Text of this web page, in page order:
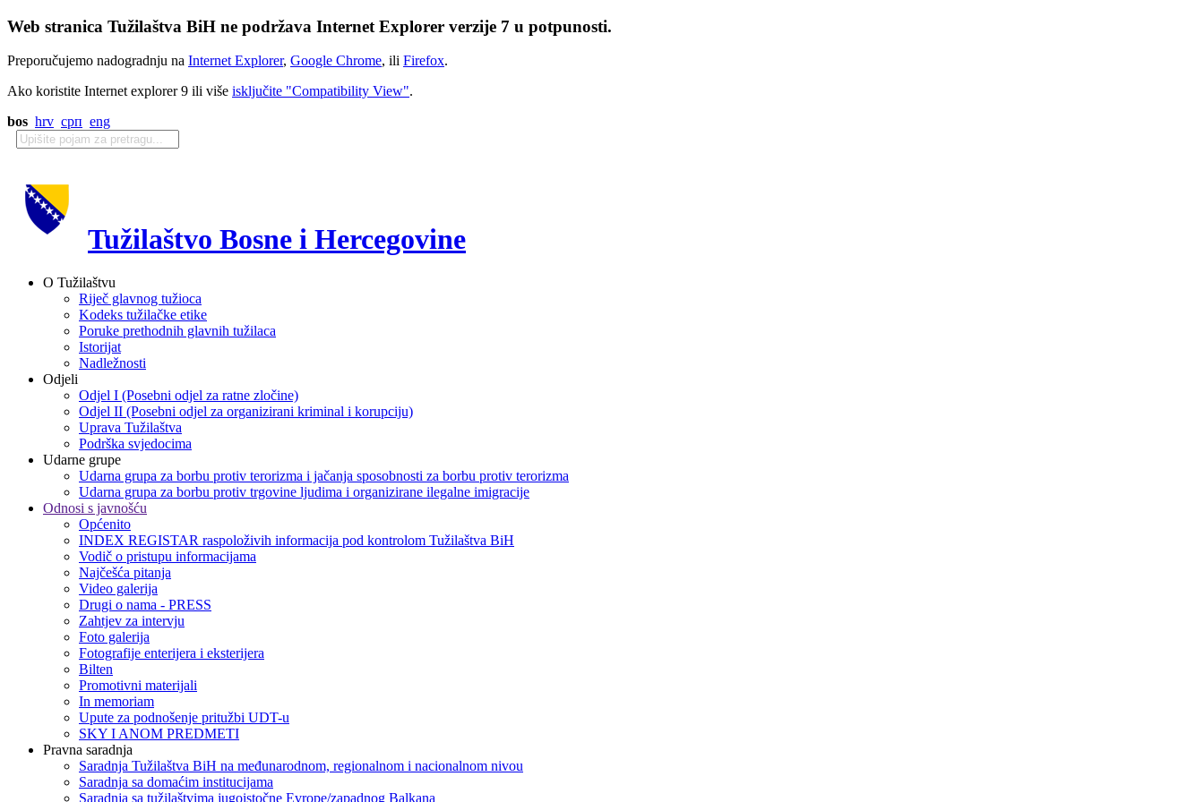
Web stranica Tužilaštva BiH ne podržava Internet Explorer verzije 7 u potpunosti.
Preporučujemo nadogradnju na Internet Explorer, Google Chrome, ili Firefox.
Ako koristite Internet explorer 9 ili više isključite "Compatibility View".
bos hrv срп eng
Tužilaštvo Bosne i Hercegovine
O Tužilaštvu
Riječ glavnog tužioca
Kodeks tužilačke etike
Poruke prethodnih glavnih tužilaca
Istorijat
Nadležnosti
Odjeli
Odjel I (Posebni odjel za ratne zločine)
Odjel II (Posebni odjel za organizirani kriminal i korupciju)
Uprava Tužilaštva
Podrška svjedocima
Udarne grupe
Udarna grupa za borbu protiv terorizma i jačanja sposobnosti za borbu protiv terorizma
Udarna grupa za borbu protiv trgovine ljudima i organizirane ilegalne imigracije
Odnosi s javnošću
Općenito
INDEX REGISTAR raspoloživih informacija pod kontrolom Tužilaštva BiH
Vodič o pristupu informacijama
Najčešća pitanja
Video galerija
Drugi o nama - PRESS
Zahtjev za intervju
Foto galerija
Fotografije enterijera i eksterijera
Bilten
Promotivni materijali
In memoriam
Upute za podnošenje pritužbi UDT-u
SKY I ANOM PREDMETI
Pravna saradnja
Saradnja Tužilaštva BiH na međunarodnom, regionalnom i nacionalnom nivou
Saradnja sa domaćim institucijama
Saradnja sa tužilaštvima jugoistočne Evrope/zapadnog Balkana